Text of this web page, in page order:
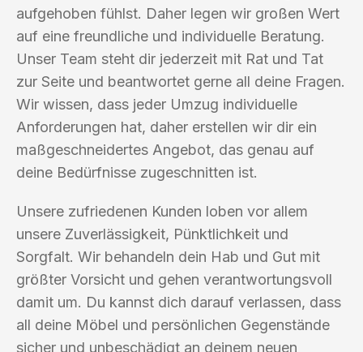
aufgehoben fühlst. Daher legen wir großen Wert
auf eine freundliche und individuelle Beratung.
Unser Team steht dir jederzeit mit Rat und Tat
zur Seite und beantwortet gerne all deine Fragen.
Wir wissen, dass jeder Umzug individuelle
Anforderungen hat, daher erstellen wir dir ein
maßgeschneidertes Angebot, das genau auf
deine Bedürfnisse zugeschnitten ist.
Unsere zufriedenen Kunden loben vor allem
unsere Zuverlässigkeit, Pünktlichkeit und
Sorgfalt. Wir behandeln dein Hab und Gut mit
größter Vorsicht und gehen verantwortungsvoll
damit um. Du kannst dich darauf verlassen, dass
all deine Möbel und persönlichen Gegenstände
sicher und unbeschädigt an deinem neuen